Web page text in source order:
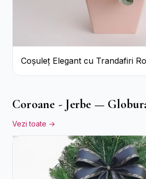
Coșuleț Elegant cu Trandafiri
Lisianthus Alb
Coroane - Jerbe —
Vezi toate →